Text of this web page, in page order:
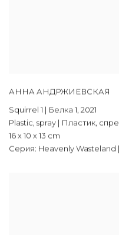
АННА АНДРЖИЕВСКАЯ
Squirrel 1 | Белка 1, 2021
Plastic, spray | Пластик,
16 х 10 х 13 cm
Серия: Heavenly